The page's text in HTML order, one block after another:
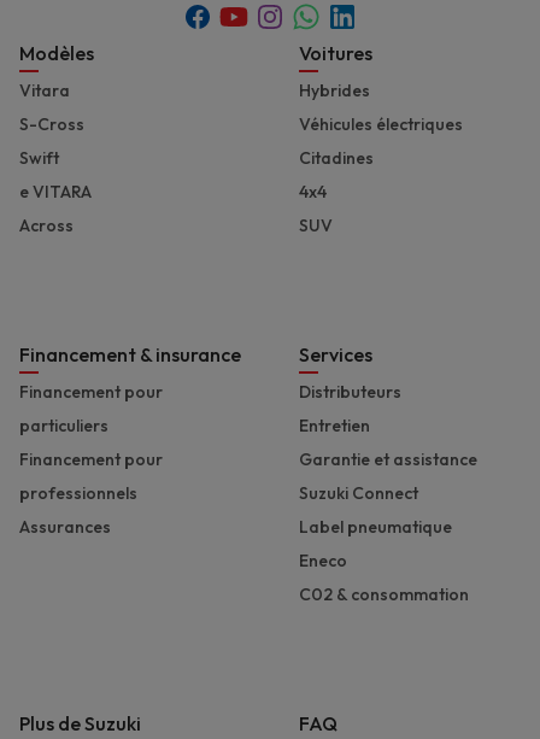
Facebook
YoutubeInstagram
Whatsapp
Linkedin
Footer
Modèles
Vitara
S-Cross
Swift
e VITARA
Across
Voitures
Hybrides
Véhicules électriques
Citadines
4x4
SUV
Financement & insurance
Financement pour
particuliers
Financement pour
professionnels
Assurances
Services
Distributeurs
Entretien
Garantie et assistance
Suzuki Connect
Label pneumatique
Eneco
C02 & consommation
Plus de Suzuki FAQ